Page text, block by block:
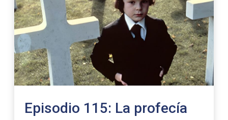
Episodio 115: La profecía